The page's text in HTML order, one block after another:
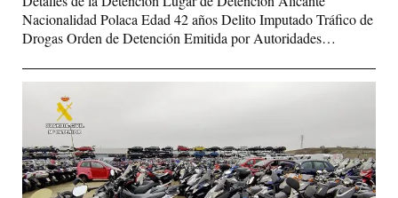
Nacionalidad Polaca Edad 42 años Delito Imputado Tráfico de
Drogas Orden de Detención Emitida por Autoridades…